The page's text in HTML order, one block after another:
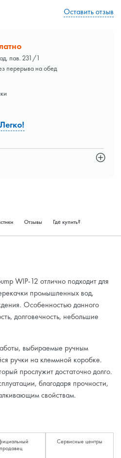
Оставить отзыв
пав. 231/1
перерыва на обед
Отзывы Где купить?
WIP-12 отлично подходит для
промышленных вод,
Особенностью данного
долговечность, небольшие
выбираемые ручным
ручки на клеммной коробке.
прослужит достаточно долго.
благодаря прочности,
свойствам.
продавец
Сервисные центры